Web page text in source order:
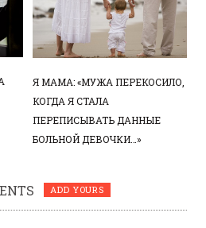
Я МАМА: «МУЖА ПЕРЕКОСИЛО,
КОГДА Я СТАЛА
ПЕРЕПИСЫВАТЬ ДАННЫЕ
БОЛЬНОЙ ДЕВОЧКИ…»
ADD YOURS